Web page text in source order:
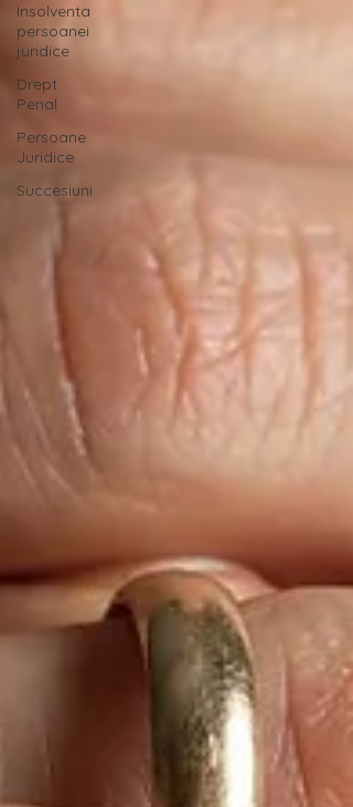
Insolventa
persoanei
juridice
Drept
Penal
Persoane
Juridice
Succesiuni